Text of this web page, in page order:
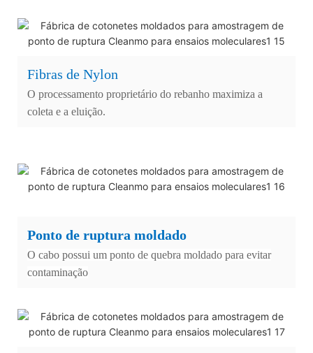
Fibras de Nylon
O processamento proprietário do rebanho maximiza a
coleta e a eluição.
Ponto de ruptura moldado
O cabo possui um ponto de quebra moldado para evitar
contaminação